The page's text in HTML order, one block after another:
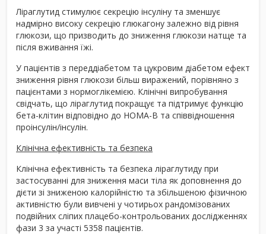
Ліраглутид стимулює секрецію інсуліну та зменшує
надмірно високу секрецію глюкагону залежно від рівня
глюкози, що призводить до зниження глюкози натще та
після вживання їжі.
У пацієнтів з переддіабетом та цукровим діабетом ефект
зниження рівня глюкози більш виражений, порівняно з
пацієнтами з нормоглікемією. Клінічні випробування
свідчать, що ліраглутид покращує та підтримує функцію
бета-клітин відповідно до НОМА-В та співвідношення
проінсулін/інсулін.
Клінічна ефективність та безпека
Клінічна ефективність та безпека ліраглутиду при
застосуванні для зниження маси тіла як доповнення до
дієти зі зниженою калорійністю та збільшеною фізичною
активністю були вивчені у чотирьох рандомізованих
подвійних сліпих плацебо-контрольованих дослідженнях
фази 3 за участі 5358 пацієнтів.